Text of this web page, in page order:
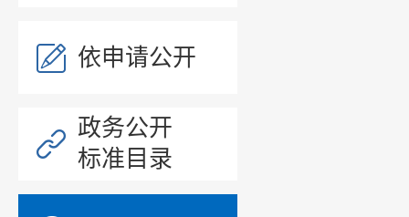
依申请公开
政务公开
标准目录